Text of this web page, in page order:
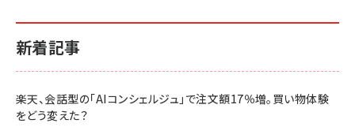
新着記事
楽天、会話型の「AIコンシェルジュ」で注文額17％増。買い物体験
をどう変えた？